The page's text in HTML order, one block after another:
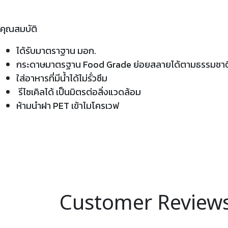
คุณสมบัติ
ได้รับมาตราฐาน มอก.
กระดาษมาตรฐาน Food Grade ย่อยสลายได้ตามธรรมช
ใส่อาหารที่มีน้ำได้ไม่รั่วซึม
รีไซเคิลได้ เป็นมิตรต่อสิ่งแวดล้อม
ห้ามนำฝา PET เข้าไมโครเวฟ
Customer